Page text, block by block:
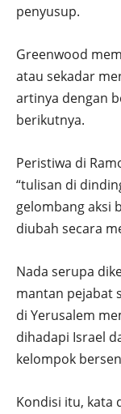
penyusup.
Greenwood
atau sekadar
artinya dengan
berikutnya.
Peristiwa di
“tulisan di
gelombang aksi
diubah secara
Nada serupa
mantan pejabat
di Yerusalem
dihadapi Israel
kelompok
Kondisi itu, kata